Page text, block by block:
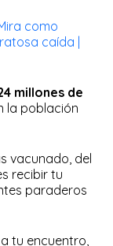
como
caída |
millones de
la población
vacunado, del
recibir tu
paraderos
tu encuentro,